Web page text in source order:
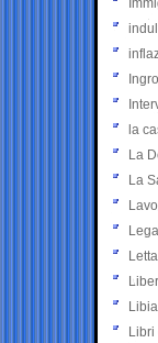
la
La
La
Libia
Libri